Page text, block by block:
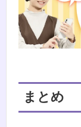
まとめ